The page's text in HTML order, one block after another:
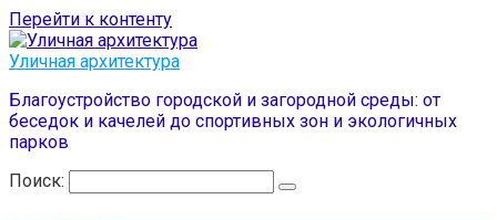
Перейти к контенту
Уличная архитектура
Благоустройство городской и загородной среды: от
беседок и качелей до спортивных зон и экологичных
парков
Поиск: